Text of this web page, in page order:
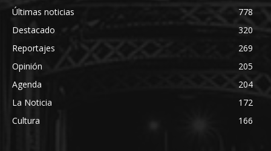
Últimas noticias
778
Destacado
320
Reportajes
269
Opinión
205
Agenda
204
La Noticia
172
Cultura
166